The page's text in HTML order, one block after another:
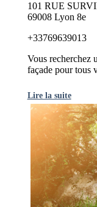
101 RUE
69008 Lyon 8e
+33769639013
Vous recherchez
façade pour tous
Lire la suite